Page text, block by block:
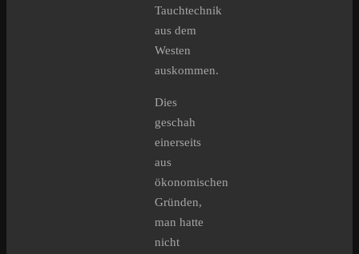
Tauchtechnik
aus dem
Westen
auskommen.
Dies
geschah
einerseits
aus
ökonomischen
Gründen,
man hatte
nicht